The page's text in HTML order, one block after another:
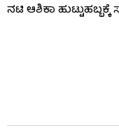
ನಟಿ ಆಶಿಕಾ